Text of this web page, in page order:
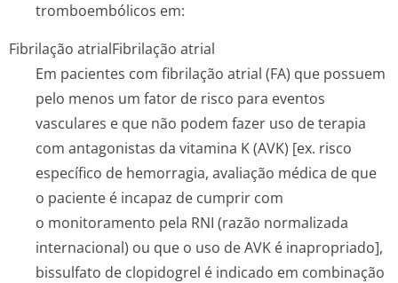
tromboembólicos em:
Fibrilação atrialFibrilação atrial
Em pacientes com fibrilação atrial (FA) que possuem
pelo menos um fator de risco para eventos
vasculares e que não podem fazer uso de terapia
com antagonistas da vitamina K (AVK) [ex. risco
específico de hemorragia, avaliação médica de que
o paciente é incapaz de cumprir com
o monitoramento pela RNI (razão normalizada
internacional) ou que o uso de AVK é inapropriado],
bissulfato de clopidogrel é indicado em combinação